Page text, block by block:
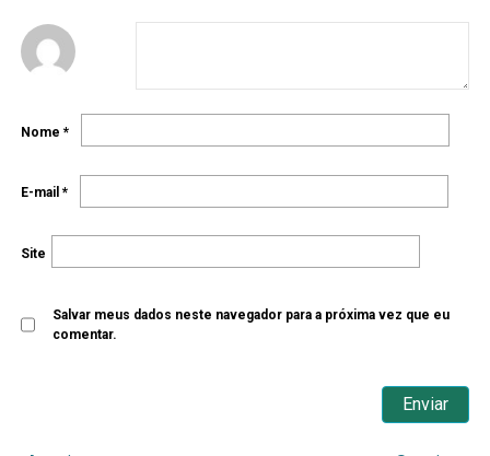
Nome *
E-mail *
Site
Salvar meus dados neste navegador para a próxima vez que eu
comentar.